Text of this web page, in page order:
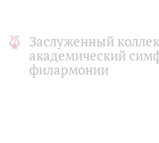
Заслуженный
академический
филармонии